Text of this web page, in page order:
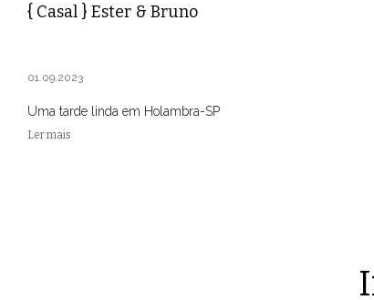
{ Casal } Ester & Bruno
01.09.2023
Uma tarde linda em Holambra-SP
Ler mais